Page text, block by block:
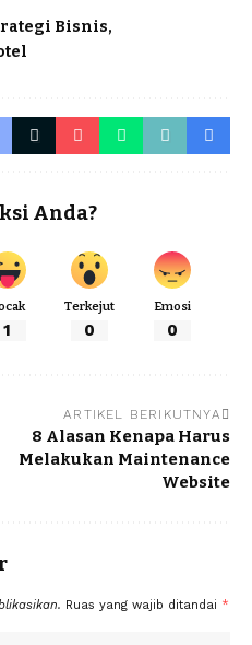
Bisnis
Anda?
1
Terkejut
0
Emosi
0
ARTIKEL BERIKUTNYA
8 Alasan Kenapa Harus
Melakukan Maintenance
Website
Ruas yang wajib ditandai *